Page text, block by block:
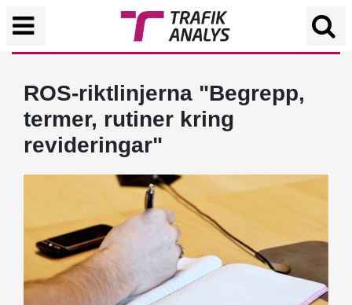
ROS-riktlinjerna "Begrepp,
termer, rutiner kring
revideringar"